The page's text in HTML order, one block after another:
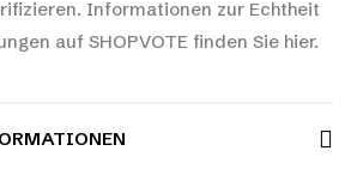
Informationen zur Echtheit
auf SHOPVOTE finden Sie hier.